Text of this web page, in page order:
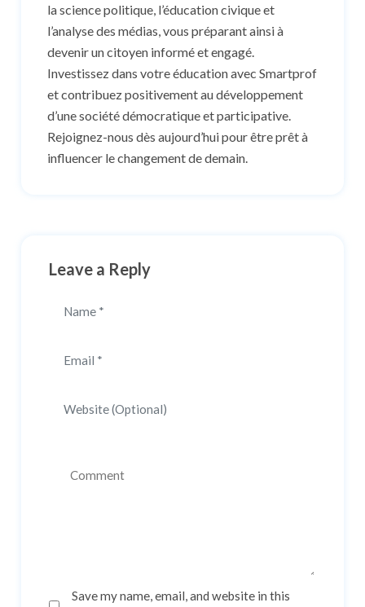
la science politique, l’éducation civique et
l’analyse des médias, vous préparant ainsi à
devenir un citoyen informé et engagé.
Investissez dans votre éducation avec Smartprof
et contribuez positivement au développement
d’une société démocratique et participative.
Rejoignez-nous dès aujourd’hui pour être prêt à
influencer le changement de demain.
Leave a Reply
Save my name, email, and website in this